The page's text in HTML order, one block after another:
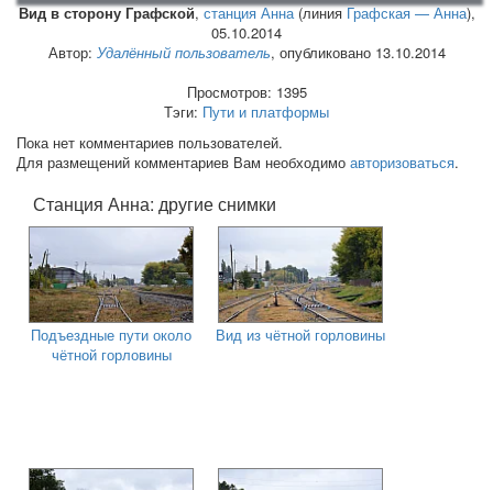
Вид в сторону Графской,станция Анна (линияГрафская — Анна),
05.10.2014
Автор: Удалённый пользователь, опубликовано 13.10.2014
Просмотров: 1395
Тэги: Пути и платформы
Пока нет комментариев пользователей.
Для размещений комментариев Вам необходимо авторизоваться.
Станция Анна: другие снимки
Подъездные пути около
чётной горловины
Вид из чётной горловины